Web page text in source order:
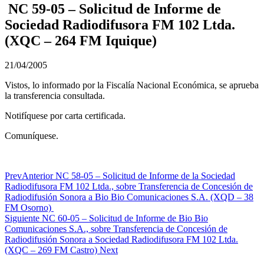
NC 59-05 – Solicitud de Informe de
Sociedad Radiodifusora FM 102 Ltda.
(XQC – 264 FM Iquique)
21/04/2005
Vistos, lo informado por la Fiscalía Nacional Económica, se aprueba
la transferencia consultada.
Notifíquese por carta certificada.
Comuníquese.
PrevAnteriorNC 58-05 – Solicitud de Informe de la Sociedad
Radiodifusora FM 102 Ltda., sobre Transferencia de Concesión de
Radiodifusión Sonora a Bio Bio Comunicaciones S.A. (XQD – 38
FM Osorno)
Siguiente NC 60-05 – Solicitud de Informe de Bio Bio
Comunicaciones S.A., sobre Transferencia de Concesión de
Radiodifusión Sonora a Sociedad Radiodifusora FM 102 Ltda.
(XQC – 269 FM Castro) Next